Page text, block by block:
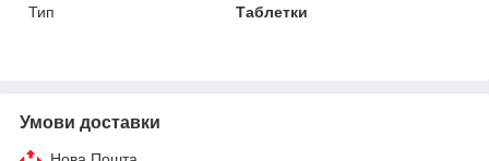
Тип
Таблетки
Умови доставки